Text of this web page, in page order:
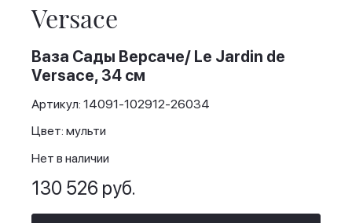
beginning
of
the
images
gallery
Versace
Ваза Сады Версаче/ Le Jardin de
Versace, 34 см
Артикул: 14091-102912-26034
Цвет: мульти
Нет в наличии
130 526 руб.